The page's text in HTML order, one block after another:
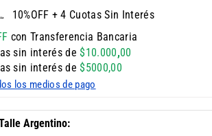
10%OFF + 4 Cuotas Sin Interés
con Transferencia Bancaria
sin interés de$10.000,00
sin interés de$5000,00
los medios de pago